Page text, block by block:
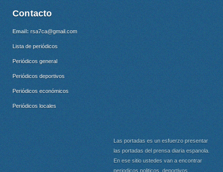
Contacto
Email: rsa7ca@gmail.com
Lista de periódicos
Periódicos general
Periódicos deportivos
Periódicos económicos
Periódicos locales
Las portadas es un esfuerzo presentar
las portadas del prensa diaria espanola.
En ese sitio ustedes van a encontrar
periodicos politicos, deportivos,